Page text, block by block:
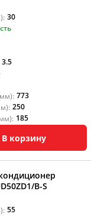
30
3.5
773
250
185
В корзину
B-S
55